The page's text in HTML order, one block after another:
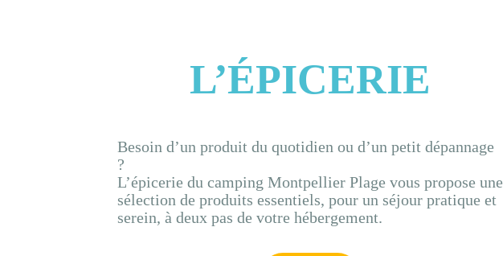
L’ÉPICERIE
Besoin d’un produit du quotidien ou d’un petit dépannage
?
L’épicerie du camping Montpellier Plage vous propose une
sélection de produits essentiels, pour un séjour pratique et
serein, à deux pas de votre hébergement.